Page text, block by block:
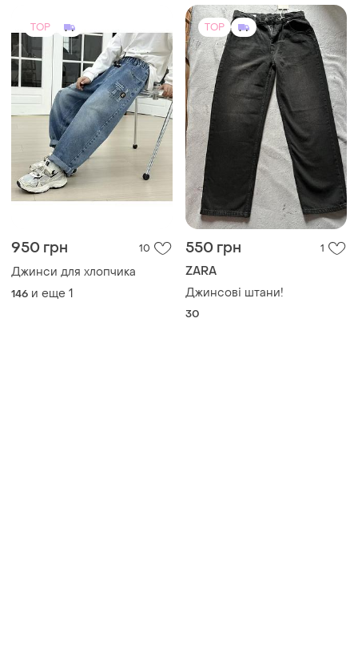
TOP
950 грн 10
Джинси для хлопчика
146 и еще 1
TOP
550 грн 1
ZARA
Джинсові штани!
30